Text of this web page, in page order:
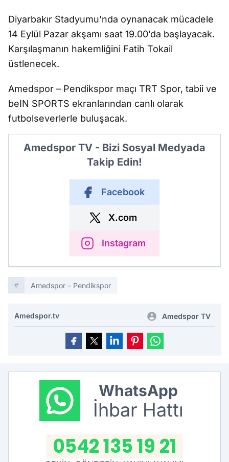
Diyarbakır Stadyumu’nda oynanacak mücadele
14 Eylül Pazar akşamı saat 19.00’da başlayacak.
Karşılaşmanın hakemliğini Fatih Tokail
üstlenecek.
Amedspor – Pendikspor maçı TRT Spor, tabii ve
beIN SPORTS ekranlarından canlı olarak
futbolseverlerle buluşacak.
Amedspor TV - Bizi Sosyal Medyada
Takip Edin!
Facebook
X.com
Instagram
Amedspor – Pendikspor
Amedspor.tv Amedspor TV
WhatsApp
İhbar Hattı
0542 135 19 21